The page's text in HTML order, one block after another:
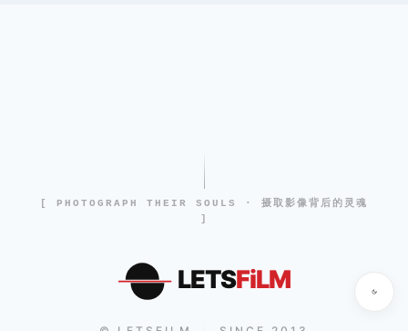
[ PHOTOGRAPH THEIR SOULS · 摄取影像背后的灵魂
]
LETSFiLM